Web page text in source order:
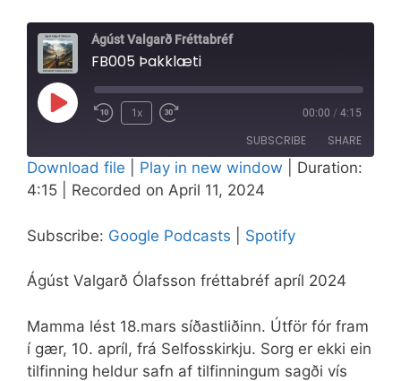
Ágúst Valgarð Fréttabréf
FB005 Þakklæti
Play
1x 00:00 / 4:15
SUBSCRIBE SHARE
Google Podcasts Spotify
SHARE
LINK
Download file Play in new window
Duration:
4:15
Recorded on April 11, 2024
Subscribe: Google Podcasts Spotify
Ágúst Valgarð Ólafsson fréttabréf apríl 2024
Mamma lést 18.mars síðastliðinn. Útför fór fram
í gær, 10. apríl, frá Selfosskirkju. Sorg er ekki ein
tilfinning heldur safn af tilfinningum sagði vís